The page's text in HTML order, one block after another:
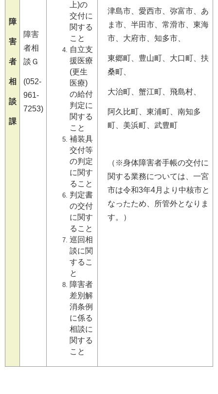
障
害
者
相
談
課
障害
者相
談Ｇ
(052-
961-
7253)
上)の
交付に
関する
こと
自立支
援医療
(更生
医療)
の給付
判定に
関する
こと
補装具
交付等
の判定
に関す
ること
判定書
の交付
に関す
ること
巡回相
談に関
するこ
と
障害者
差別解
消条例
に係る
相談に
関する
こと
津島市、愛西市、弥富市、あ
ま市、半田市、常滑市、東海
市、大府市、知多市、
東郷町、豊山町、大口町、扶
桑町、
大治町、蟹江町、飛島村、
阿久比町、東浦町、南知多
町、美浜町、武豊町
（※身体障害者手帳の交付に
関する業務については、一宮
市は令和3年4月より中核市と
なったため、所管外となりま
す。）